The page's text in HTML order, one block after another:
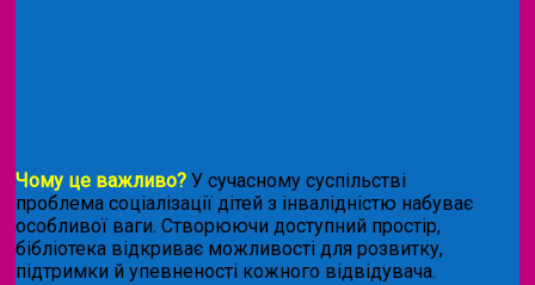
Чому це важливо? У сучасному суспільстві
проблема соціалізації дітей з інвалідністю набуває
особливої ваги. Створюючи доступний простір,
бібліотека відкриває можливості для розвитку,
підтримки й упевненості кожного відвідувача.